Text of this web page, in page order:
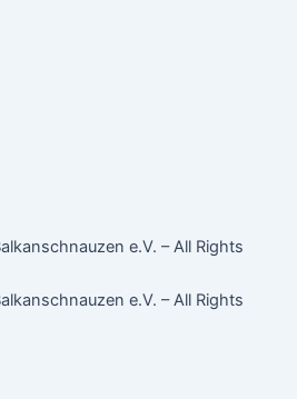
e.V. – All Rights
e.V. – All Rights